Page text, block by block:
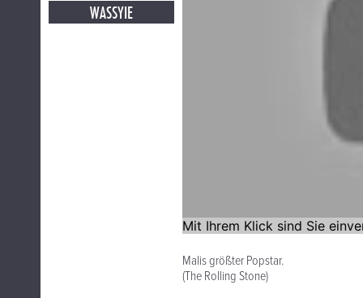
WASSYIE
Malis größter Popstar.
(The Rolling Stone)